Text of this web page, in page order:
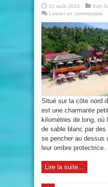
31 août 2015
Koh
Laisser un commentaire
Situé sur la côte nord
est une charmante
kilomètres de long, où
de sable blanc par
se pencher au dessus
leur ombre protectrice.
Lire la suite...